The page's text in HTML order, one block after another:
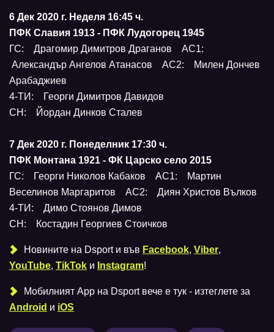
6 Дек 2020 г. Неделя 16:45 ч.
ПФК Славия 1913 - ПФК Лудогорец 1945
ГС: Драгомир Димитров Драганов АС1:
Александър Ангелов Атанасов АС2: Милен Дончев
Арабаджиев
4-ТИ: Георги Димитров Давидов
СН: Йордан Динков Сталев
7 Дек 2020 г. Понеделник 17:30 ч.
ПФК Монтана 1921 - ФК Царско село 2015
ГС: Георги Николов Кабаков АС1: Мартин
Веселинов Маргаритов АС2: Диян Христов Вълков
4-ТИ: Димо Стоянов Димов
СН: Костадин Георгиев Стоичков
Новините на Dsport и във Facebook, Viber,
YouTube, TikTok и Instagram!
Мобилният Аpp на Dsport вече е тук - изтеглете за
Android и iOS